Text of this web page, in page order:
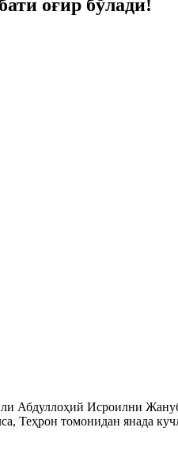
оғир бўлади!
Абдуллоҳий Исроилни
Теҳрон томонидан янада